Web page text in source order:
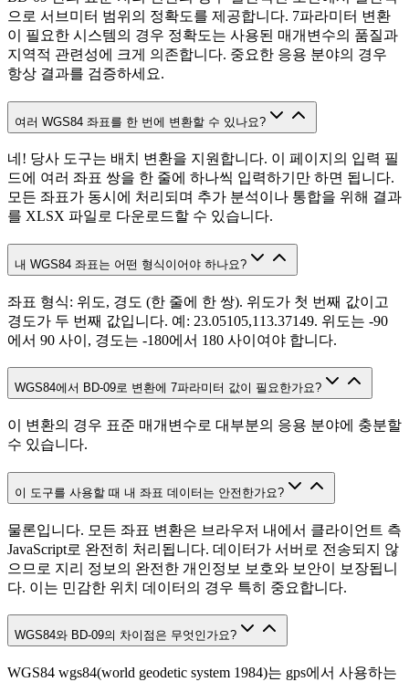
으로 서브미터 범위의 정확도를 제공합니다. 7파라미터 변환
이 필요한 시스템의 경우 정확도는 사용된 매개변수의 품질과
지역적 관련성에 크게 의존합니다. 중요한 응용 분야의 경우
항상 결과를 검증하세요.
여러 WGS84 좌표를 한 번에 변환할 수 있나요?
네! 당사 도구는 배치 변환을 지원합니다. 이 페이지의 입력 필
드에 여러 좌표 쌍을 한 줄에 하나씩 입력하기만 하면 됩니다.
모든 좌표가 동시에 처리되며 추가 분석이나 통합을 위해 결과
를 XLSX 파일로 다운로드할 수 있습니다.
내 WGS84 좌표는 어떤 형식이어야 하나요?
좌표 형식: 위도, 경도 (한 줄에 한 쌍). 위도가 첫 번째 값이고
경도가 두 번째 값입니다. 예: 23.05105,113.37149. 위도는 -90
에서 90 사이, 경도는 -180에서 180 사이여야 합니다.
WGS84에서 BD-09로 변환에 7파라미터 값이 필요한가요?
이 변환의 경우 표준 매개변수로 대부분의 응용 분야에 충분할
수 있습니다.
이 도구를 사용할 때 내 좌표 데이터는 안전한가요?
물론입니다. 모든 좌표 변환은 브라우저 내에서 클라이언트 측
JavaScript로 완전히 처리됩니다. 데이터가 서버로 전송되지 않
으므로 지리 정보의 완전한 개인정보 보호와 보안이 보장됩니
다. 이는 민감한 위치 데이터의 경우 특히 중요합니다.
WGS84와 BD-09의 차이점은 무엇인가요?
WGS84 wgs84(world geodetic system 1984)는 gps에서 사용하는